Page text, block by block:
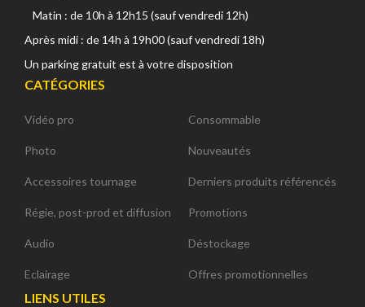
Matin : de 10h à 12h15 (sauf vendredi 12h)
Après midi : de 14h à 19h00 (sauf vendredi 18h)
Un parking gratuit est à votre disposition
CATÉGORIES
Vidéo pro
Photo
Accessoires tournage
Régie, post-prod et diffusion
Audio
Eclairage
Consommable
Nouveautés
Derniers produits référencés
Promotions
Déstockage
Offres promotionnelles
LIENS UTILES